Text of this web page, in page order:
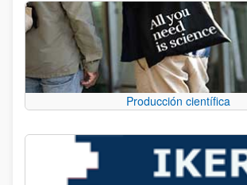
Producción científica